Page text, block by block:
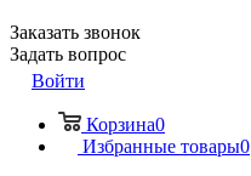
Заказать звонок
Задать вопрос
Войти
Корзина0
Избранные товары0